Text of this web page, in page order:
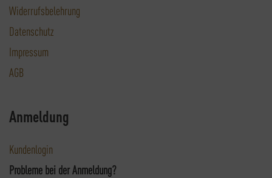
Widerrufsbelehrung
Datenschutz
Impressum
AGB
Anmeldung
Kundenlogin
Probleme bei der Anmeldung?